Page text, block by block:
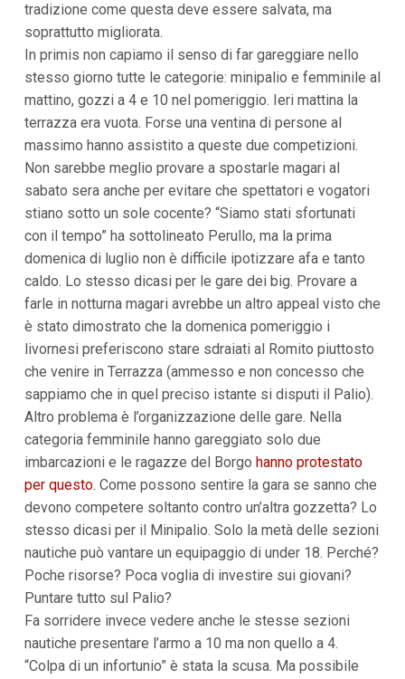
tradizione come questa deve essere salvata, ma
soprattutto migliorata.
In primis non capiamo il senso di far gareggiare nello
stesso giorno tutte le categorie: minipalio e femminile al
mattino, gozzi a 4 e 10 nel pomeriggio. Ieri mattina la
terrazza era vuota. Forse una ventina di persone al
massimo hanno assistito a queste due competizioni.
Non sarebbe meglio provare a spostarle magari al
sabato sera anche per evitare che spettatori e vogatori
stiano sotto un sole cocente? “Siamo stati sfortunati
con il tempo” ha sottolineato Perullo, ma la prima
domenica di luglio non è difficile ipotizzare afa e tanto
caldo. Lo stesso dicasi per le gare dei big. Provare a
farle in notturna magari avrebbe un altro appeal visto che
è stato dimostrato che la domenica pomeriggio i
livornesi preferiscono stare sdraiati al Romito piuttosto
che venire in Terrazza (ammesso e non concesso che
sappiamo che in quel preciso istante si disputi il Palio).
Altro problema è l’organizzazione delle gare. Nella
categoria femminile hanno gareggiato solo due
imbarcazioni e le ragazze del Borgo hanno protestato
per questo. Come possono sentire la gara se sanno che
devono competere soltanto contro un’altra gozzetta? Lo
stesso dicasi per il Minipalio. Solo la metà delle sezioni
nautiche può vantare un equipaggio di under 18. Perché?
Poche risorse? Poca voglia di investire sui giovani?
Puntare tutto sul Palio?
Fa sorridere invece vedere anche le stesse sezioni
nautiche presentare l’armo a 10 ma non quello a 4.
“Colpa di un infortunio” è stata la scusa. Ma possibile